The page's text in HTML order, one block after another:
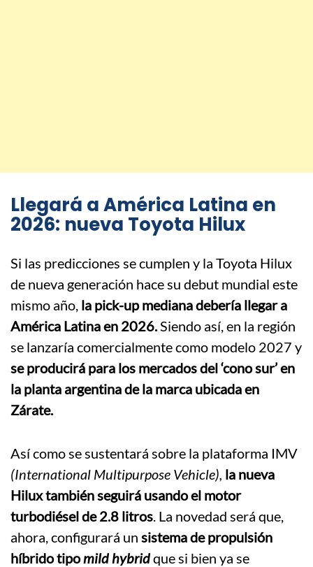
Llegará a América Latina en
2026: nueva Toyota Hilux
Si las predicciones se cumplen y la Toyota Hilux
de nueva generación hace su debut mundial este
mismo año, la pick-up mediana debería llegar a
América Latina en 2026. Siendo así, en la región
se lanzaría comercialmente como modelo 2027 y
se producirá para los mercados del ‘cono sur’ en
la planta argentina de la marca ubicada en
Zárate.
Así como se sustentará sobre la plataforma IMV
(International Multipurpose Vehicle), la nueva
Hilux también seguirá usando el motor
turbodiésel de 2.8 litros . La novedad será que,
ahora, configurará un sistema de propulsión
híbrido tipomild hybridque si bien ya se